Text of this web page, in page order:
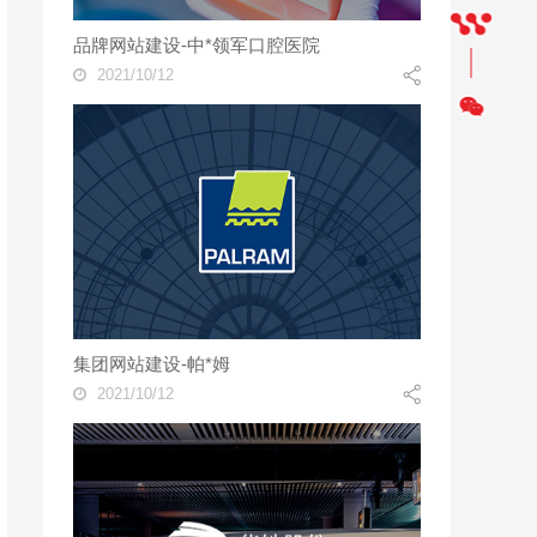
品牌网站建设-中*领军口腔医院
2021/10/12
集团网站建设-帕*姆
2021/10/12